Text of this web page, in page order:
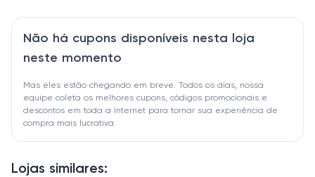
Lojas similares:
Não há cupons disponíveis nesta loja
neste momento
Mas eles estão chegando em breve. Todos os dias, nossa
equipe coleta os melhores cupons, códigos promocionais e
descontos em toda a Internet para tornar sua experiência de
compra mais lucrativa.